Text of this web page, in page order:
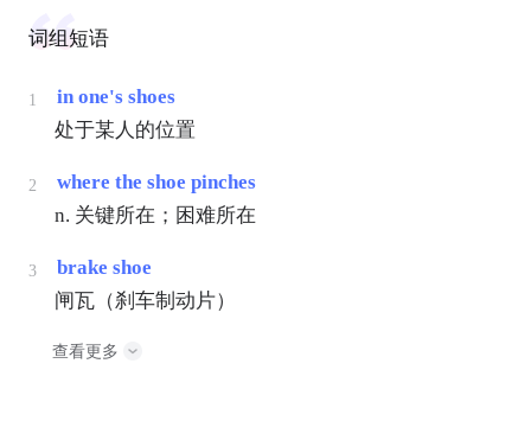
词组短语
1
in one's shoes
处于某人的位置
2
where the shoe pinches
n. 关键所在；困难所在
3
brake shoe
闸瓦（刹车制动片）
查看更多